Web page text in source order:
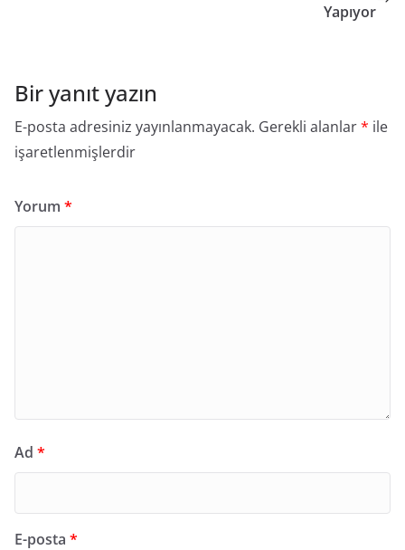
Yapıyor
Bir yanıt yazın
E-posta adresiniz yayınlanmayacak. Gerekli alanlar* ile
işaretlenmişlerdir
Yorum *
Ad *
E-posta *